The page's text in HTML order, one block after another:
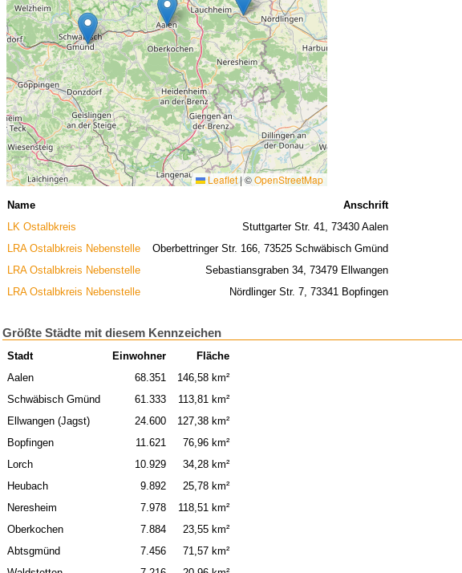
Leaflet|©OpenStreetMap
Name
Anschrift
LK Ostalbkreis
Stuttgarter Str. 41, 73430 Aalen
LRA Ostalbkreis Nebenstelle
Oberbettringer Str. 166, 73525 Schwäbisch Gmünd
LRA Ostalbkreis Nebenstelle
Sebastiansgraben 34, 73479 Ellwangen
LRA Ostalbkreis Nebenstelle
Nördlinger Str. 7, 73341 Bopfingen
Größte Städte mit diesem Kennzeichen
Stadt Einwohner
Fläche
Aalen
68.351
146,58 km²
Schwäbisch Gmünd
61.333
113,81 km²
Ellwangen (Jagst)
24.600
127,38 km²
Bopfingen
11.621
76,96 km²
Lorch
10.929
34,28 km²
Heubach
9.892
25,78 km²
Neresheim
7.978
118,51 km²
Oberkochen
7.884
23,55 km²
Abtsgmünd
7.456
71,57 km²